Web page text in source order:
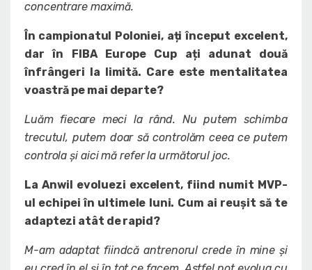
concentrare maximă.
În campionatul Poloniei, ați început excelent,
dar în FIBA Europe Cup ați adunat două
înfrângeri la limită. Care este mentalitatea
voastră pe mai departe?
Luăm fiecare meci la rând. Nu putem schimba
trecutul, putem doar să controlăm ceea ce putem
controla și aici mă refer la următorul joc.
La Anwil evoluezi excelent, fiind numit MVP-
ul echipei în ultimele luni. Cum ai reușit să te
adaptezi atât de rapid?
M-am adaptat fiindcă antrenorul crede în mine și